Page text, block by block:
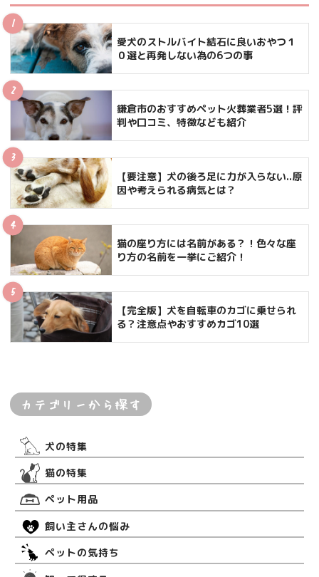
愛犬のストルバイト結石に良いおやつ１
０選と再発しない為の6つの事
鎌倉市のおすすめペット火葬業者5選！評
判や口コミ、特徴なども紹介
【要注意】犬の後ろ足に力が入らない..原
因や考えられる病気とは？
猫の座り方には名前がある？！色々な座
り方の名前を一挙にご紹介！
【完全版】犬を自転車のカゴに乗せられ
る？注意点やおすすめカゴ10選
カテゴリーから探す
犬の特集
猫の特集
ペット用品
飼い主さんの悩み
ペットの気持ち